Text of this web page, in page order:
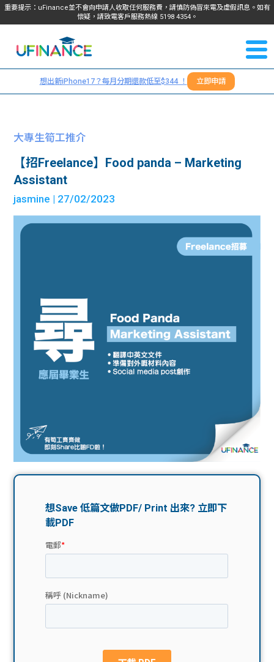
重要提示：uFinance並不會向申請人收取任何服務費，請慎防偽冒來電及虛假訊息。如有
懷疑，請致電客戶服務熱線 5198 4354。
我們
服務
貸款
學生
故事
生學
貸款
網上
資訊
生筍
工推
介
de
ge
校園
學生
福利
uFina
贊助
聯絡
們
＋
想出新iPhone17？每月分期還款低至$344 ！ 立即申請
大專生筍工推介
【招Freelance】Food panda – Marketing
Assistant
jasmine | 27/02/2023